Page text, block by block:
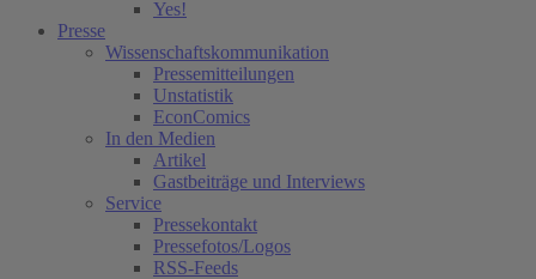
Yes!
Presse
Wissenschaftskommunikation
Pressemitteilungen
Unstatistik
EconComics
In den Medien
Artikel
Gastbeiträge und Interviews
Service
Pressekontakt
Pressefotos/Logos
RSS-Feeds